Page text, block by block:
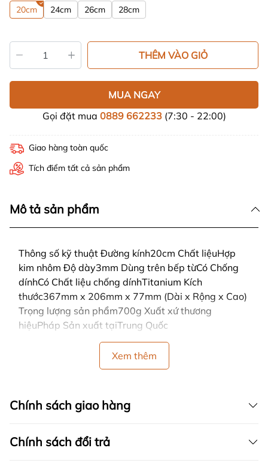
20cm
24cm 26cm 28cm
THÊM VÀO GIỎ
MUA NGAY
Gọi đặt mua 0889 662233(7:30 - 22:00)
Giao hàng toàn quốc
Tích điểm tất cả sản phẩm
Mô tả sản phẩm
Thông số kỹ thuật Đường kính20cm Chất liệuHợp
kim nhôm Độ dày3mm Dùng trên bếp từCó Chống
dínhCó Chất liệu chống dínhTitanium Kích
thước367mm x 206mm x 77mm (Dài x Rộng x Cao)
Trọng lượng sản phẩm700g Xuất xứ thương
hiệuPháp Sản xuất tạiTrung Quốc
Xem thêm
Chính sách giao hàng
Chính sách đổi trả